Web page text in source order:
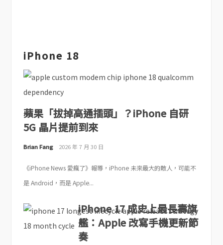
iPhone 18
蘋果「拔掉高通插頭」？iPhone 自研
5G 晶片提前到來
Brian Fang 2026 年 7 月 30 日
《iPhone News 愛瘋了》報導，iPhone 未來最大的敵人，可能不
是 Android，而是 Apple...
iPhone 17 成史上最長壽旗
艦：Apple 改寫手機更新節
奏